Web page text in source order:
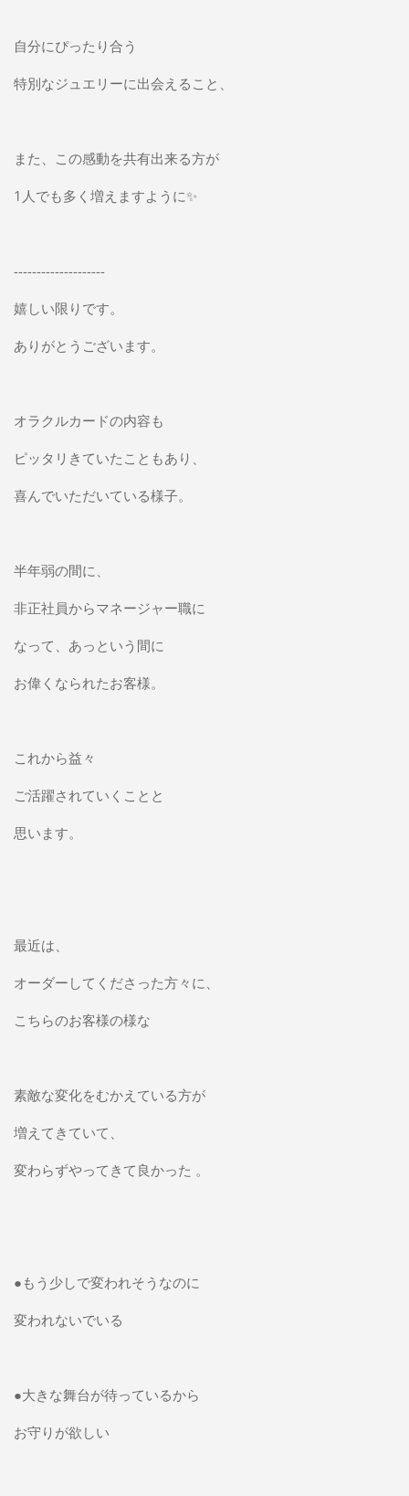
自分にぴったり合う
特別なジュエリーに出会えること、
また、この感動を共有出来る方が
1人でも多く増えますように✨
--------------------
嬉しい限りです。
ありがとうございます。
オラクルカードの内容も
ピッタリきていたこともあり、
喜んでいただいている様子。
半年弱の間に、
非正社員からマネージャー職に
なって、あっという間に
お偉くなられたお客様。
これから益々
ご活躍されていくことと
思います。
最近は、
オーダーしてくださった方々に、
こちらのお客様の様な
素敵な変化をむかえている方が
増えてきていて、
変わらずやってきて良かった 。
●もう少しで変われそうなのに
変われないでいる
●大きな舞台が待っているから
お守りが欲しい